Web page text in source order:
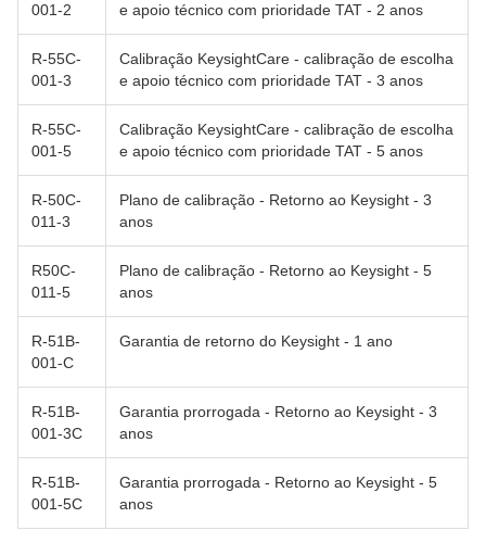
001-2
e apoio técnico com prioridade TAT - 2 anos
R-55C-
001-3
Calibração KeysightCare - calibração de escolha
e apoio técnico com prioridade TAT - 3 anos
R-55C-
001-5
Calibração KeysightCare - calibração de escolha
e apoio técnico com prioridade TAT - 5 anos
R-50C-
011-3
Plano de calibração - Retorno ao Keysight - 3
anos
R50C-
011-5
Plano de calibração - Retorno ao Keysight - 5
anos
R-51B-
001-C
Garantia de retorno do Keysight - 1 ano
R-51B-
001-3C
Garantia prorrogada - Retorno ao Keysight - 3
anos
R-51B-
001-5C
Garantia prorrogada - Retorno ao Keysight - 5
anos